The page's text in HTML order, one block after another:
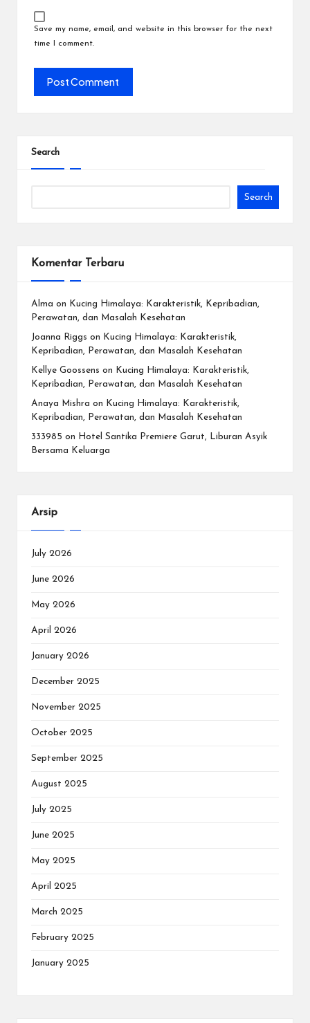
Save my name, email, and website in this browser for the next
time I comment.
Search
Search
Komentar Terbaru
Alma on
Kucing Himalaya: Karakteristik, Kepribadian,
Perawatan, dan Masalah Kesehatan
Joanna Riggs on
Kucing Himalaya: Karakteristik,
Kepribadian, Perawatan, dan Masalah Kesehatan
Kellye Goossens on
Kucing Himalaya: Karakteristik,
Kepribadian, Perawatan, dan Masalah Kesehatan
Anaya Mishra on
Kucing Himalaya: Karakteristik,
Kepribadian, Perawatan, dan Masalah Kesehatan
333985 on
Hotel Santika Premiere Garut, Liburan Asyik
Bersama Keluarga
Arsip
July 2026
June 2026
May 2026
April 2026
January 2026
December 2025
November 2025
October 2025
September 2025
August 2025
July 2025
June 2025
May 2025
April 2025
March 2025
February 2025
January 2025